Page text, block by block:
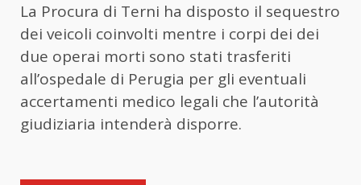
La Procura di Terni ha disposto il sequestro
dei veicoli coinvolti mentre i corpi dei dei
due operai morti sono stati trasferiti
all’ospedale di Perugia per gli eventuali
accertamenti medico legali che l’autorità
giudiziaria intenderà disporre.